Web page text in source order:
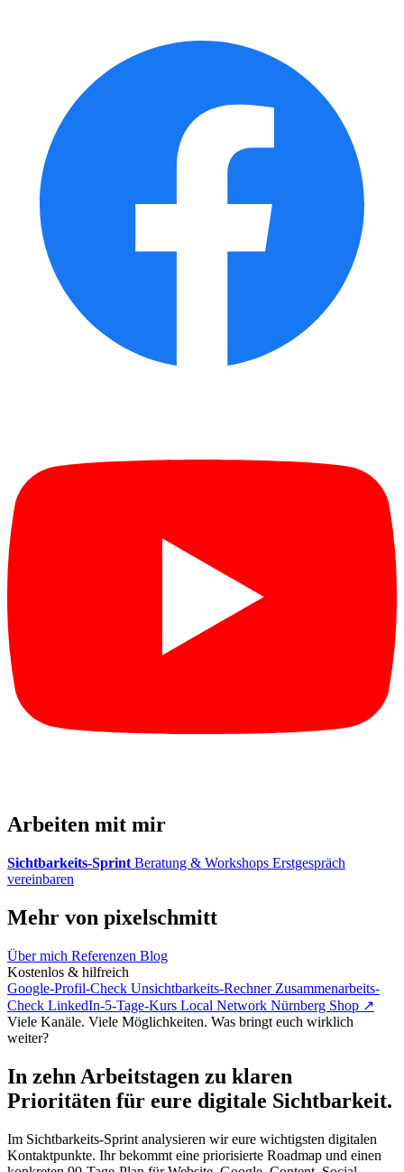
Arbeiten mit mir
Sichtbarkeits-Sprint Beratung & Workshops Erstgespräch
vereinbaren
Mehr von pixelschmitt
Über mich Referenzen Blog
Kostenlos & hilfreich
Google-Profil-Check Unsichtbarkeits-Rechner Zusammenarbeits-
Check LinkedIn-5-Tage-Kurs Local Network Nürnberg Shop ↗
Viele Kanäle. Viele Möglichkeiten. Was bringt euch wirklich
weiter?
In zehn Arbeitstagen zu klaren
Prioritäten für eure digitale Sichtbarkeit.
Im Sichtbarkeits-Sprint analysieren wir eure wichtigsten digitalen
Kontaktpunkte. Ihr bekommt eine priorisierte Roadmap und einen